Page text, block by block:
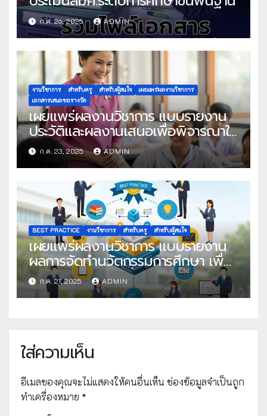
ก.ค. 26, 2025 ADMIN
งานวิชาการ สำหรับครู สำหรับผู้สนใจ
เผยแพร่ผลงานวิชาการ
เอกสารเสนอขอรางวัล
เผยแพร่ผลงานวิชาการ แบบรายงาน
ประวัติและผลงานเสนอเพื่อพิจารณาใน
โครงการครูดีในดวงใจ ประจำปี 2568
ครั้งที่ 22
ก.ค. 23, 2025 ADMIN
BEST PRACTICE งานวิชาการ สำหรับครู สำหรับผู้สนใจ
เผยแพร่ผลงานวิชาการ แบบรายงาน
ผลการจัดทำนวัตกรรมการศึกษา เพื่อ
คัดเลือกวิธีปฏิบัติที่เป็นเลิศ
ก.ค. 21, 2025 ADMIN
ใส่ความเห็น
อีเมลของคุณจะไม่แสดงให้คนอื่นเห็น ช่องข้อมูลจำเป็นถูก
ทำเครื่องหมาย *